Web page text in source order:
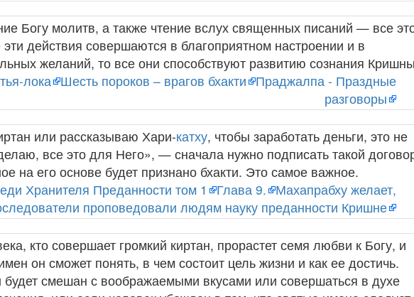
Богу молитв, а также чтение вслух священных писаний — все
действия совершаются в благоприятном настроении и в
желаний, то все они способствуют развитию сознания
лока Шесть пороков – врагов бхакти Праджалпа - Праздные
разговоры
или рассказываю Хари-катху, чтобы заработать деньги, это не
все это для Него», — сначала нужно подписать такой
на его основе будет признано бхакти. Это самое важное.
Хранителя Преданности том 1 Глава 9. Махапрабху желает,
проповедовали людям науку преданности Кришне
кто совершает громкий киртан, прорастет семя любви к Богу, и
он сможет понять, в чем состоит цель жизни и как ее достичь.
будет смешан с воображаемыми вкусами или совершаться в духе